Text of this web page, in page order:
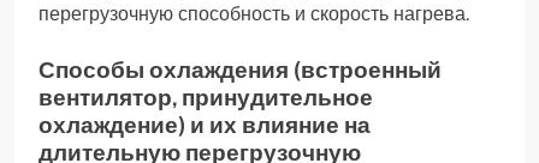
перегрузочную способность и скорость нагрева.
Способы охлаждения (встроенный
вентилятор, принудительное
охлаждение) и их влияние на
длительную перегрузочную